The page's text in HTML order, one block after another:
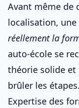
Avant même de
localisation, une
réellement la
auto-école se
théorie solide et
brûler les étapes.
Expertise des